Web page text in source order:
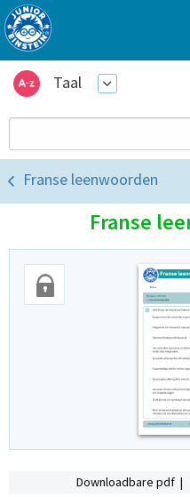
Taal
Franse leenwoorden
Franse
Downloadbare pdf |